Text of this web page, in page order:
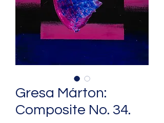
Gresa Márton:
Composite No. 34.